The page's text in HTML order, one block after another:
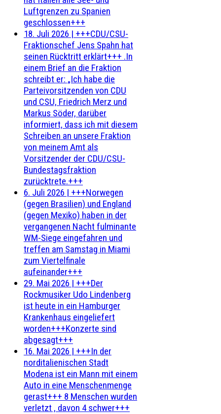
Luftgrenzen zu Spanien
geschlossen+++
18. Juli 2026 | +++CDU/CSU-
Fraktionschef Jens Spahn hat
seinen Rücktritt erklärt+++ .In
einem Brief an die Fraktion
schreibt er: „Ich habe die
Parteivorsitzenden von CDU
und CSU, Friedrich Merz und
Markus Söder, darüber
informiert, dass ich mit diesem
Schreiben an unsere Fraktion
von meinem Amt als
Vorsitzender der CDU/CSU-
Bundestagsfraktion
zurücktrete.+++
6. Juli 2026 | +++Norwegen
(gegen Brasilien) und England
(gegen Mexiko) haben in der
vergangenen Nacht fulminante
WM-Siege eingefahren und
treffen am Samstag in Miami
zum Viertelfinale
aufeinander+++
29. Mai 2026 | +++Der
Rockmusiker Udo Lindenberg
ist heute in ein Hamburger
Krankenhaus eingeliefert
worden+++Konzerte sind
abgesagt+++
16. Mai 2026 | +++In der
norditalienischen Stadt
Modena ist ein Mann mit einem
Auto in eine Menschenmenge
gerast+++ 8 Menschen wurden
verletzt , davon 4 schwer+++